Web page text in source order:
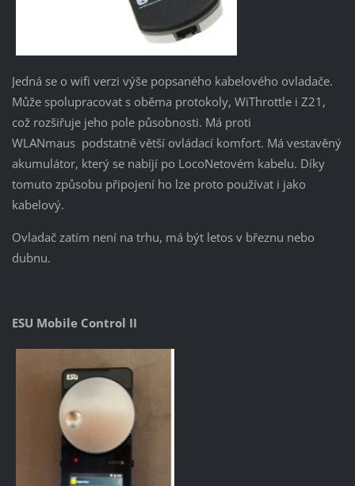
Jedná se o wifi verzi výše popsaného kabelového ovladače.
Může spolupracovat s oběma protokoly, WiThrottle i Z21,
což rozšiřuje jeho pole působnosti. Má proti
WLANmaus podstatně větší ovládací komfort. Má vestavěný
akumulátor, který se nabíjí po LocoNetovém kabelu. Díky
tomuto způsobu připojení ho lze proto používat i jako
kabelový.
Ovladač zatím není na trhu, má být letos v březnu nebo
dubnu.
ESU Mobile Control II